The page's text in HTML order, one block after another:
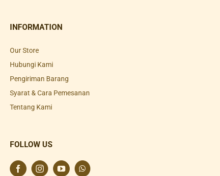
INFORMATION
Our Store
Hubungi Kami
Pengiriman Barang
Syarat & Cara Pemesanan
Tentang Kami
FOLLOW US